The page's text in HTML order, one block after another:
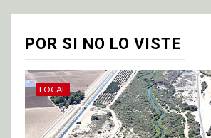
POR SI NO LO VISTE
LOCAL